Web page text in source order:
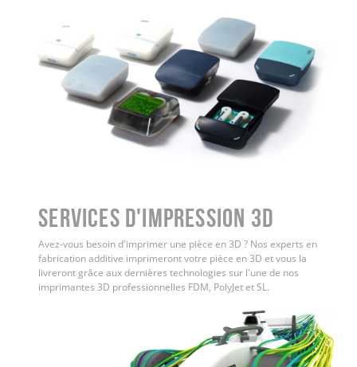
Services d'impression 3D
Avez-vous besoin d'imprimer une pièce en 3D ? Nos experts en
fabrication additive imprimeront votre pièce en 3D et vous la
livreront grâce aux dernières technologies sur l'une de nos
imprimantes 3D professionnelles FDM, PolyJet et SL.